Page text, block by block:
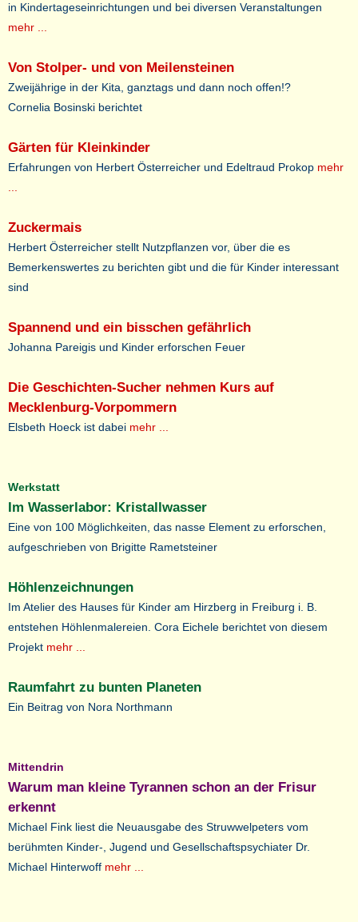
in Kindertageseinrichtungen und bei diversen Veranstaltungen
mehr ...
Von Stolper- und von Meilensteinen
Zweijährige in der Kita, ganztags und dann noch offen!?
Cornelia Bosinski berichtet
Gärten für Kleinkinder
Erfahrungen von Herbert Österreicher und Edeltraud Prokop mehr
Zuckermais
Herbert Österreicher stellt Nutzpflanzen vor, über die es
Bemerkenswertes zu berichten gibt und die für Kinder interessant
sind
Spannend und ein bisschen gefährlich
Johanna Pareigis und Kinder erforschen Feuer
Die Geschichten-Sucher nehmen Kurs auf
Mecklenburg-Vorpommern
Elsbeth Hoeck ist dabei mehr ...
Werkstatt
Im Wasserlabor: Kristallwasser
Eine von 100 Möglichkeiten, das nasse Element zu erforschen,
aufgeschrieben von Brigitte Rametsteiner
Höhlenzeichnungen
Im Atelier des Hauses für Kinder am Hirzberg in Freiburg i. B.
entstehen Höhlenmalereien. Cora Eichele berichtet von diesem
Projekt mehr ...
Raumfahrt zu bunten Planeten
Ein Beitrag von Nora Northmann
Mittendrin
Warum man kleine Tyrannen schon an der Frisur
erkennt
Michael Fink liest die Neuausgabe des Struwwelpeters vom
berühmten Kinder-, Jugend und Gesellschaftspsychiater Dr.
Michael Hinterwoff mehr ...